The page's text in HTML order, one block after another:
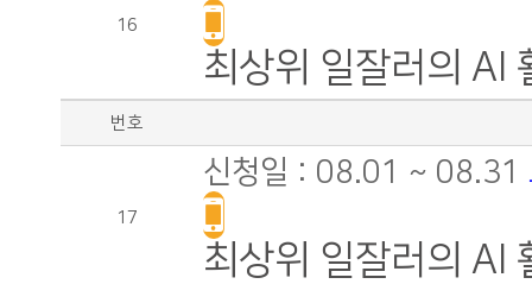
16
최상위 일잘러의 AI
번호
17
신청일 : 08.01 ~ 08.31
최상위 일잘러의 AI